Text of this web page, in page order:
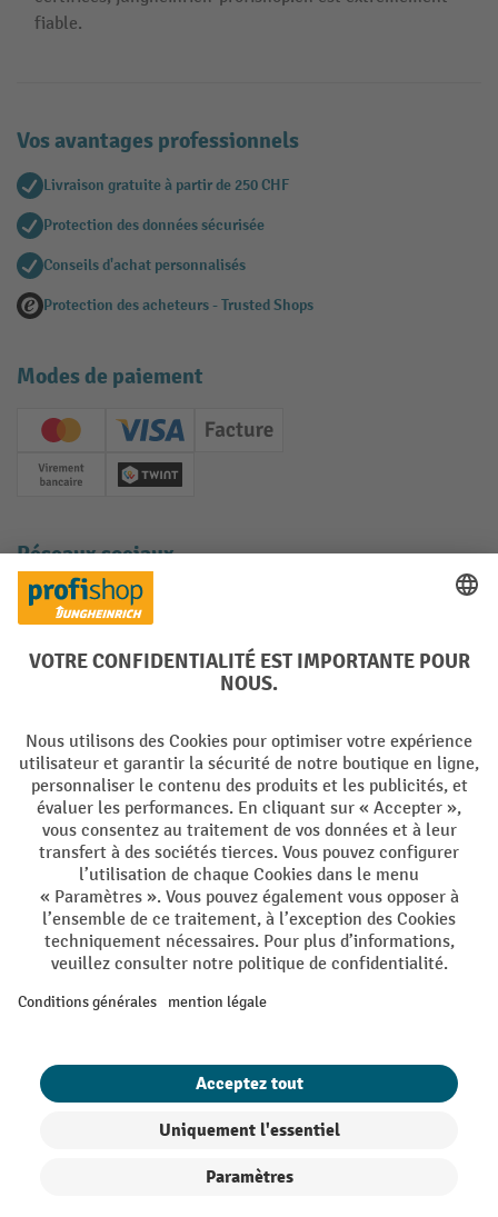
fiable.
Vos avantages professionnels
Livraison gratuite à partir de 250 CHF
Protection des données sécurisée
Conseils d'achat personnalisés
Protection des acheteurs - Trusted Shops
Modes de paiement
Creditcard (Master)Creditcard (Visa)
Facture
Paiement anticipé
Twint
Réseaux sociaux
Facebook
YouTube
LinkedInInstagram
Conditions générales de vente Mentions Légales
Protection des Données Politique de cookies
All prices excl. VAT plusshipping costsand possible delivery charges,
if not stated otherwise.
s'applique pas aux prix spéciaux. Il n'est pas possible de le combiner
newsletter. Le bon, valable 10 jours, peut être utilisé en ligne pour
toute commande d'un montant net minimum de CHF 250. Le
pourcentage de remise varie selon la catégorie de produits, pouvant
atteindre jusqu'à 10 %. Les transpalettes électriques, les gerbeurs
exclus de cette offre. Cette réduction ne peut pas être cumulée avec